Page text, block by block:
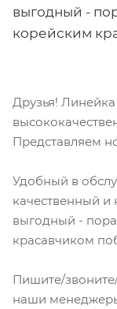
выгодный -
корейским
Друзья!
Представляем
Удобный в
качественный
выгодный -
красавчиком
Пишите/
наши